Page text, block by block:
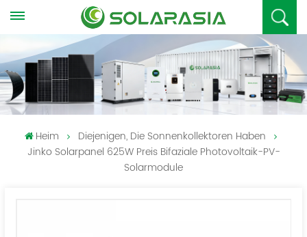
Heim
Diejenigen, Die Sonnenkollektoren Haben
Jinko Solarpanel 625W Preis Bifaziale Photovoltaik-PV-
Solarmodule